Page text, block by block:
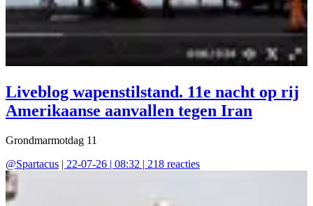
Liveblog wapenstilstand. 11e nacht op rij
Amerikaanse aanvallen tegen Iran
Grondmarmotdag 11
@Spartacus | 22-07-26 | 08:32 | 218 reacties